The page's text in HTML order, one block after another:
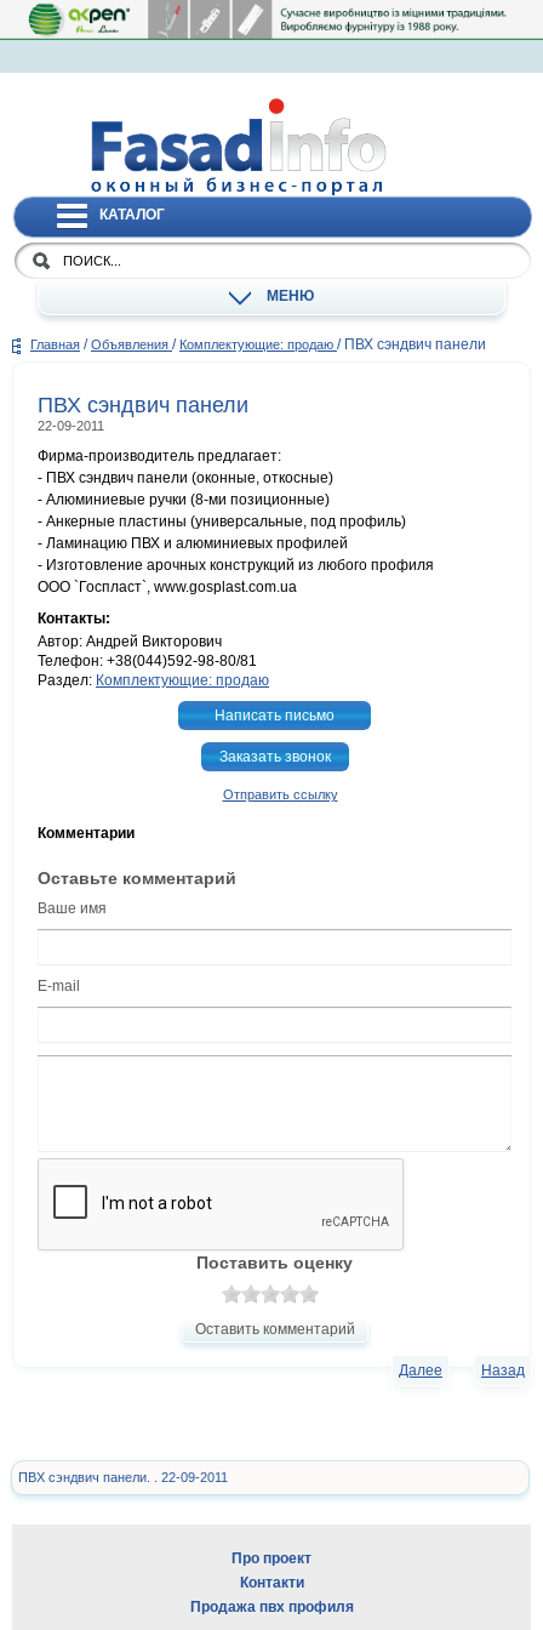
КАТАЛОГ
МЕНЮ
Главная / Объявления / Комплектующие: продаю / ПВХ сэндвич панели
ПВХ сэндвич панели
22-09-2011
Фирма-производитель предлагает:
- ПВХ сэндвич панели (оконные, откосные)
- Алюминиевые ручки (8-ми позиционные)
- Анкерные пластины (универсальные, под профиль)
- Ламинацию ПВХ и алюминиевых профилей
- Изготовление арочных конструкций из любого профиля
ООО `Госпласт`, www.gosplast.com.ua
Контакты:
Автор: Андрей Викторович
Телефон: +38(044)592-98-80/81
Раздел: Комплектующие: продаю
Написать письмо
Заказать звонок
Отправить ссылку
Комментарии
Оставьте комментарий
Ваше имя
E-mail
Поставить оценку
Оставить комментарий
Назад
Далее
ПВХ сэндвич панели. . 22-09-2011
Про проект
Контакти
Продажа пвх профиля